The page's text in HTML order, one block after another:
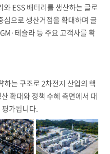
ESS 배터리를 생산하는 글로
으로 생산거점을 확대하며 글
테슬라 등 주요 고객사를 확
하는 구조로 2차전지 산업의 핵
확대와 정책 수혜 측면에서 대
가됩니다.